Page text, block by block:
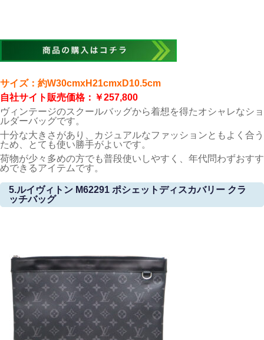
サイズ：約W30cmxH21cmxD10.5cm
自社サイト販売価格：￥257,800
ヴィンテージのスクールバッグから着想を得たオシャレなショ
ルダーバッグです。
十分な大きさがあり、カジュアルなファッションともよく合う
ため、とても使い勝手がよいです。
荷物が少々多めの方でも普段使いしやすく、年代問わずおすす
めできるアイテムです。
5.ルイヴィトン M62291 ポシェットディスカバリー クラ
ッチバッグ